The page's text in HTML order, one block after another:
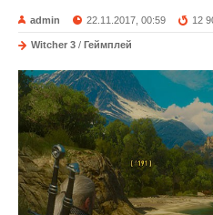
admin 22.11.2017, 00:59 12
Witcher 3 / Геймплей